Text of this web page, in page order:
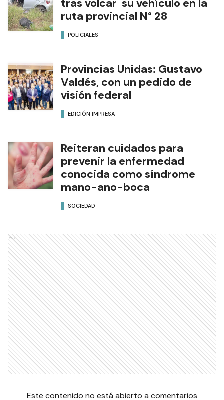
tras volcar su vehículo en la
ruta provincial N° 28
POLICIALES
Provincias Unidas: Gustavo
Valdés, con un pedido de
visión federal
EDICIÓN IMPRESA
Reiteran cuidados para
prevenir la enfermedad
conocida como síndrome
mano-ano-boca
SOCIEDAD
Ads
Este contenido no está abierto a comentarios